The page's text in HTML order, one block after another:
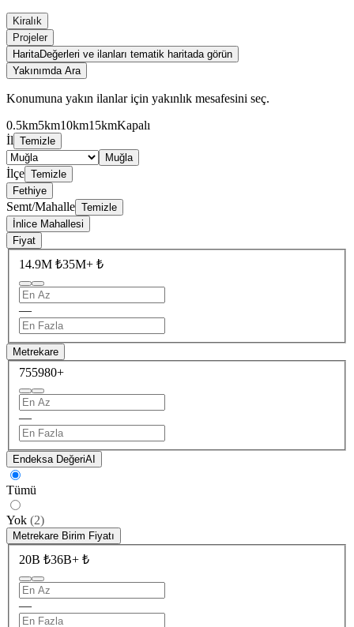
Kiralık
Projeler
HaritaDeğerleri ve ilanları tematik haritada görün
Yakınımda Ara
Konumuna yakın ilanlar için yakınlık mesafesini seç.
0.5km5km10km15kmKapalı
İl Temizle
Muğla
İlçe Temizle
Fethiye
Semt/Mahalle Temizle
İnlice Mahallesi
Fiyat
14.9M ₺35M+ ₺
—
Metrekare
755980+
—
Endeksa DeğeriAI
Tümü
Yok (2)
Metrekare Birim Fiyatı
20B ₺36B+ ₺
—